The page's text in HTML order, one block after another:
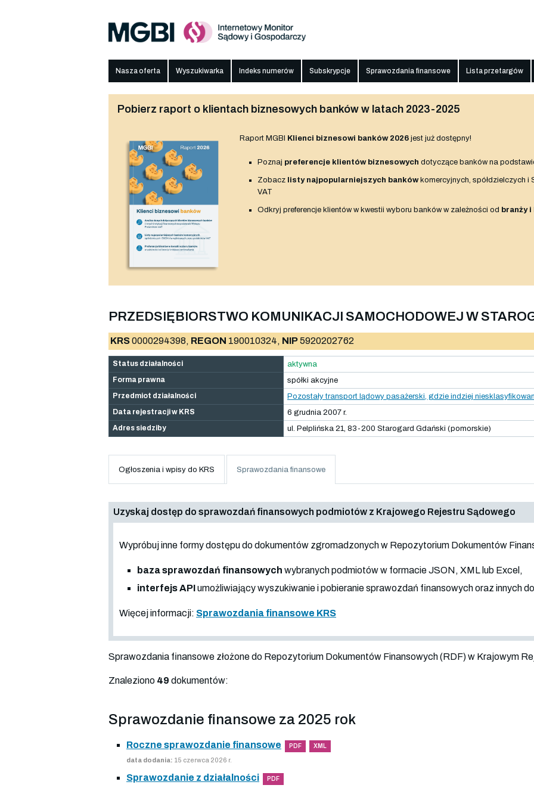
Nasza oferta Wyszukiwarka Indeks numerów Subskrypcje Sprawozdania finansowe Lista przetargów
Pobierz raport o klientach biznesowych banków w latach 2023-2025
Raport MGBI Klienci biznesowi banków 2026 jest już dostępny!
Poznaj preferencje klientów biznesowych dotyczące banków na
Zobacz listy najpopularniejszych bankówkomercyjnych, spółdzielczych i
VAT
Odkryj preferencje klientów w kwestii wyboru banków w zależności od branży
PRZEDSIĘBIORSTWO KOMUNIKACJI SAMOCHODOWEJ W
KRS0000294398, REGON 190010324, NIP5920202762
Status działalności
aktywna
Forma prawna
spółki akcyjne
Przedmiot działalności
Pozostały transport lądowy pasażerski, gdzie indziej
Data rejestracji w KRS
6 grudnia 2007 r.
Adres siedziby
ul. Pelplińska 21, 83-200 Starogard Gdański (pomorskie)
Ogłoszenia i wpisy do KRS Sprawozdania finansowe
Uzyskaj dostęp do sprawozdań finansowych podmiotów z Krajowego Rejestru Sądowego
Wypróbuj inne formy dostępu do dokumentów zgromadzonych w Repozytorium Dokumentów
baza sprawozdań finansowych wybranych podmiotów w formacie JSON, XML lub Excel,
interfejs APIumożliwiający wyszukiwanie i pobieranie sprawozdań finansowych oraz innych
Więcej informacji: Sprawozdania finansowe KRS
Sprawozdania finansowe złożone do Repozytorium Dokumentów Finansowych (RDF) w Krajowym
Znaleziono 49 dokumentów:
Sprawozdanie finansowe za 2025 rok
Roczne sprawozdanie finansowe PDF XML
data dodania: 15 czerwca 2026 r.
Sprawozdanie z działalności PDF